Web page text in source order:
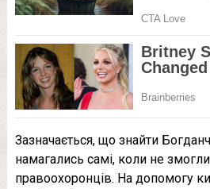
Зазначається, що знайти
намагались самі, коли не
правоохоронців. На допомогу